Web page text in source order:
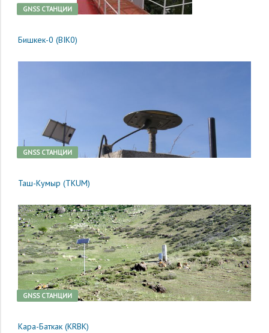
GNSS CТАНЦИИ
Бишкек-0 (BIK0)
GNSS CТАНЦИИ
Таш-Кумыр (TKUM)
GNSS CТАНЦИИ
Кара-Баткак (KRBK)